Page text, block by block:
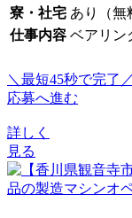
寮・社宅 あり（無
仕事内容 ベアリン
＼最短45秒で完了／
応募へ進む
詳しく
見る